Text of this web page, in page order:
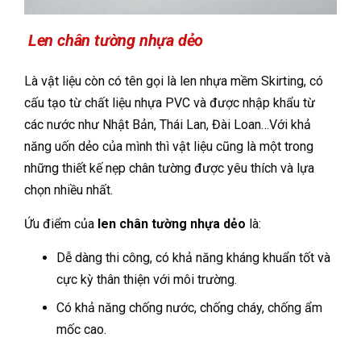
Len chân tường nhựa dẻo
Là vật liệu còn có tên gọi là len nhựa mềm Skirting, có
cấu tạo từ chất liệu nhựa PVC và được nhập khẩu từ
các nước như Nhật Bản, Thái Lan, Đài Loan…Với khả
năng uốn dẻo của mình thì vật liệu cũng là một trong
những thiết kế nẹp chân tường được yêu thích và lựa
chọn nhiều nhất.
Ứu điểm của len chân tường nhựa dẻo là:
Dễ dàng thi công, có khả năng kháng khuẩn tốt và
cực kỳ thân thiện với môi trường.
Có khả năng chống nước, chống cháy, chống ẩm
mốc cao.